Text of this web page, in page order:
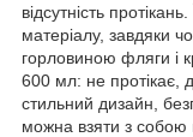
відсутність
матеріалу, завдяки
горловиною фляги і
600 мл: не протікає,
стильний дизайн,
можна взяти з собою